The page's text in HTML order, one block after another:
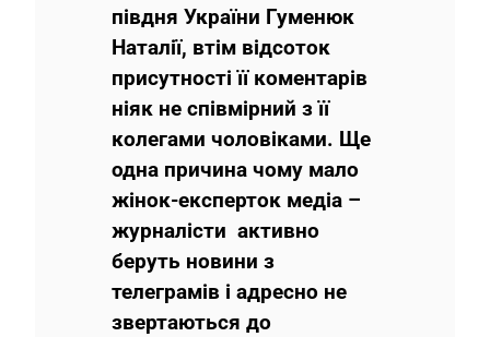
півдня України Гуменюк
Наталії, втім відсоток
присутності її коментарів
ніяк не співмірний з її
колегами чоловіками. Ще
одна причина чому мало
жінок-експерток медіа –
журналісти активно
беруть новини з
телеграмів і адресно не
звертаються до